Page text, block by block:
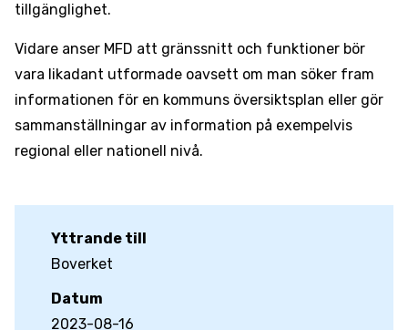
tillgänglighet.
Vidare anser MFD att gränssnitt och funktioner bör
vara likadant utformade oavsett om man söker fram
informationen för en kommuns översiktsplan eller gör
sammanställningar av information på exempelvis
regional eller nationell nivå.
Yttrande till
Boverket
Datum
2023-08-16